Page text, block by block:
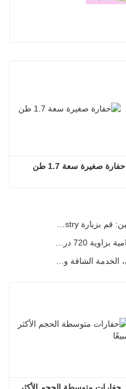
حفارة صغيرة سعة 1.7 طن
"الصناعة الثقيلة شيتيان، الخدمة الشاقة وتوفير الطاقة" هو المفهوم الذي أصرت عليه شاندونغ شيتيان دائمًا